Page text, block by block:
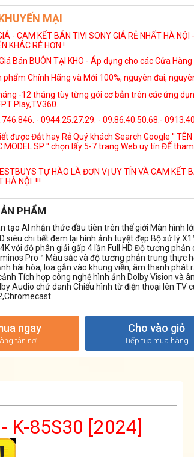
MẠI
- CAM KẾT BÁN TIVI SONY GIÁ RẺ NHẤT HÀ NỘI
KHÁC RẺ HƠN !
Bán BUÔN TẠI KHO - Áp dụng cho các Cửa Hàng
phẩm Chính Hãng và Mới 100%, nguyên đai, nguyên
-12 tháng tùy từng gói cơ bản trên các ứng
Play,TV360...
- 0944.25.27.29. - 09.86.40.50.68.-
được Đắt hay Rẻ Quý khách Search Google '' TÊN
MODEL SP '' chọn lấy 5-7 trang Web uy tín ĐỂ
TỰ HÀO LÀ ĐƠN VỊ UY TÍN VÀ CAM KẾT
HÀ NỘI .!!!
PHẨM
tạo AI nhận thức đầu tiên trên thế giới Màn hình
siêu chi tiết đem lại hình ảnh tuyệt đẹp Bộ xử lý
với độ phân giải gấp 4 lần Full HD Độ tương phản
Pro™ Màu sắc và độ tương phản trung thực
hài hòa, loa gắn vào khung viền, âm thanh phát
Tích hợp công nghệ hình ảnh Dolby Vision và
Audio chứ danh Chiếu hình từ điện thoại lên TV
ngay
tận nơi
Cho vào giỏ
Tiếp tục mua hàng
K-85S30 [2024]